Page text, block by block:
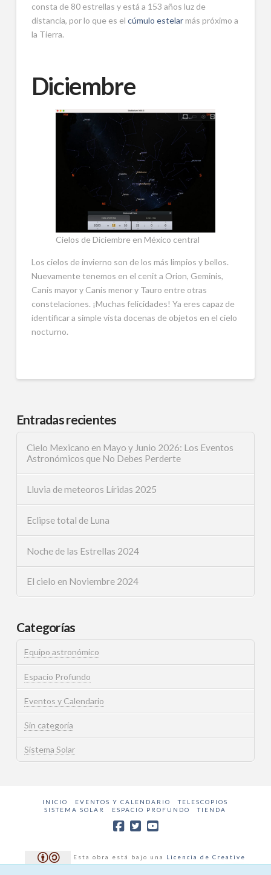
consta de 80 estrellas y está a 153 años luz de
distancia, por lo que es el cúmulo estelarmás próximo a
la Tierra.
Diciembre
Cielos de Diciembre en México central
Los cielos de invierno son de los más limpios y bellos.
Nuevamente tenemos en el cenit a Orion, Geminis,
Canis mayor y Canis menor y Tauro entre otras
constelaciones. ¡Muchas felicidades! Ya eres capaz de
identificar a simple vista docenas de objetos en el cielo
nocturno.
Entradas recientes
Cielo Mexicano en Mayo y Junio 2026: Los Eventos
Astronómicos que No Debes Perderte
Lluvia de meteoros Líridas 2025
Eclipse total de Luna
Noche de las Estrellas 2024
El cielo en Noviembre 2024
Categorías
Equipo astronómico
Espacio Profundo
Eventos y Calendario
Sin categoría
Sistema Solar
INICIO EVENTOS Y CALENDARIO
TELESCOPIOS
SISTEMA SOLAR
ESPACIO PROFUNDO TIENDA
Esta obra está bajo una Licencia de Creative